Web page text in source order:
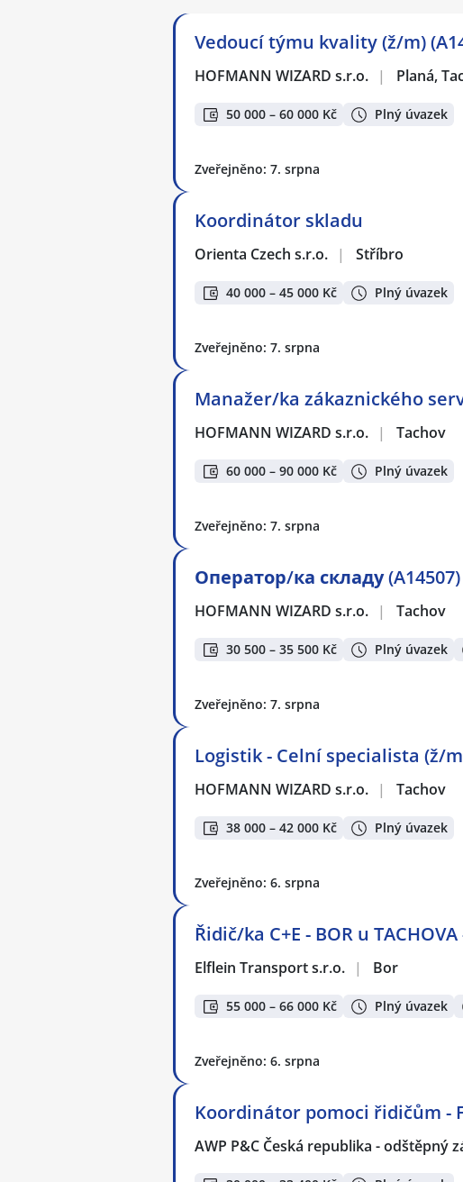
Vedoucí týmu kvality (ž/m)
HOFMANN WIZARD s.r.o. | Planá,
50 000 – 60 000 Kč Plný úvazek
Zveřejněno: 7. srpna
Koordinátor skladu
Orienta Czech s.r.o. | Stříbro
40 000 – 45 000 Kč Plný úvazek
Zveřejněno: 7. srpna
Manažer/ka zákaznického
HOFMANN WIZARD s.r.o. | Tachov
60 000 – 90 000 Kč Plný úvazek
Zveřejněno: 7. srpna
Оператор/ка складу (A14507)
HOFMANN WIZARD s.r.o. | Tachov
30 500 – 35 500 Kč Plný úvazek
Zveřejněno: 7. srpna
Logistik - Celní specialista (ž/
HOFMANN WIZARD s.r.o. | Tachov
38 000 – 42 000 Kč Plný úvazek
Zveřejněno: 6. srpna
Řidič/ka C+E - BOR u
Elflein Transport s.r.o. | Bor
55 000 – 66 000 Kč Plný úvazek
Zveřejněno: 6. srpna
Koordinátor pomoci řidičům -
AWP P&C Česká republika - odštěpný